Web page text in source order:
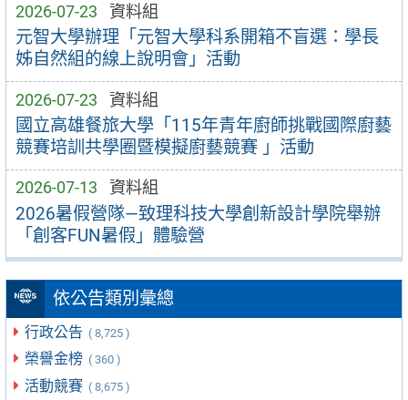
2026-07-23 資料組
元智大學辦理「元智大學科系開箱不盲選：學長
姊自然組的線上說明會」活動
2026-07-23 資料組
國立高雄餐旅大學「115年青年廚師挑戰國際廚藝
競賽培訓共學圈暨模擬廚藝競賽 」活動
2026-07-13 資料組
2026暑假營隊—致理科技大學創新設計學院舉辦
「創客FUN暑假」體驗營
依公告類別彙總
行政公告 ( 8,725 )
榮譽金榜 ( 360 )
活動競賽 ( 8,675 )